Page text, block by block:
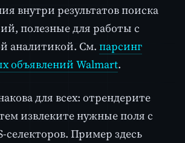
внутри результатов поиска
полезные для работы с
аналитикой. См. парсинг
объявлений Walmart.
для всех: отрендерите
извлеките нужные поля с
селекторов. Пример здесь